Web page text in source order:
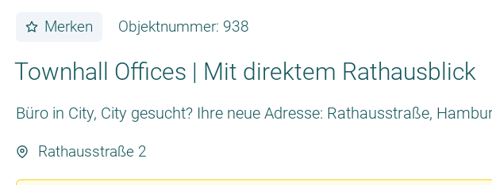
Merken Objektnummer: 938
Townhall Offices | Mit direktem Rathausblick
Büro in City, City gesucht? Ihre neue Adresse: Rathausstraße,
Rathausstraße 2